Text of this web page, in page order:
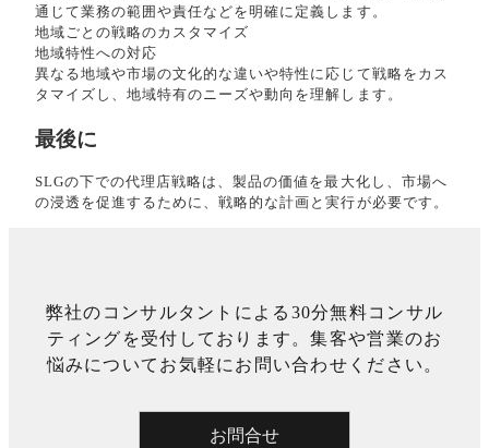
通じて業務の範囲や責任などを明確に定義します。
地域ごとの戦略のカスタマイズ
地域特性への対応
異なる地域や市場の文化的な違いや特性に応じて戦略をカス
タマイズし、地域特有のニーズや動向を理解します。
最後に
SLGの下での代理店戦略は、製品の価値を最大化し、市場へ
の浸透を促進するために、戦略的な計画と実行が必要です。
弊社のコンサルタントによる30分無料コンサル
ティングを受付しております。集客や営業のお
悩みについてお気軽にお問い合わせください。
お問合せ